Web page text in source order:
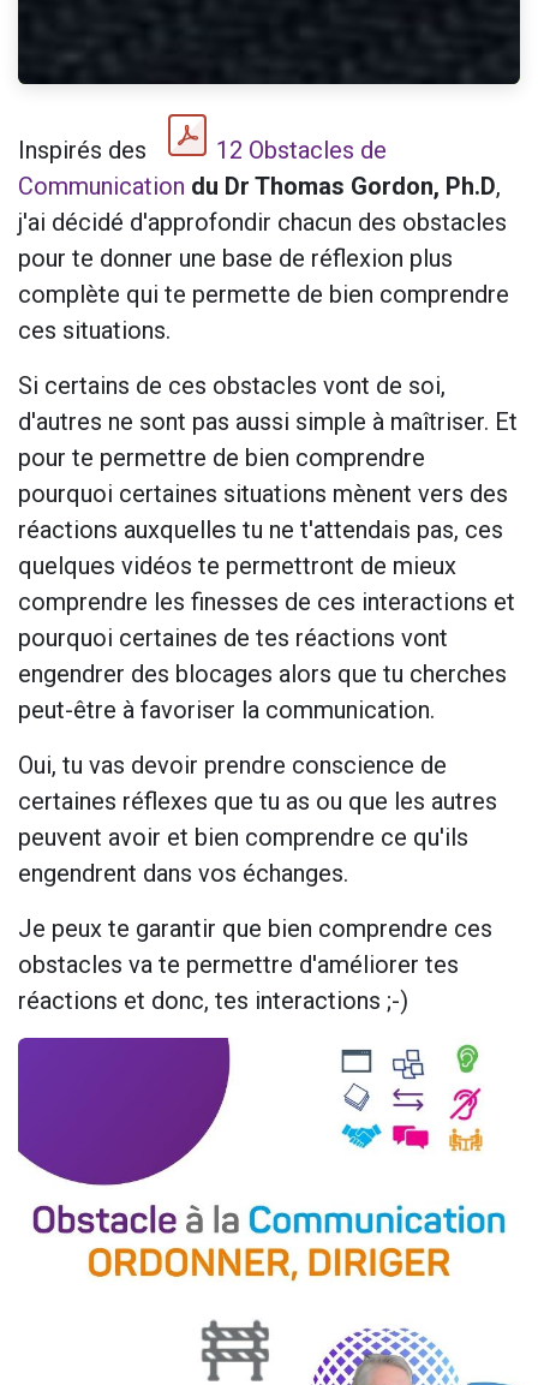
Inspirés des
12 Obstacles de
Communication du Dr Thomas Gordon, Ph.D,
j'ai décidé d'approfondir chacun des obstacles
pour te donner une base de réflexion plus
complète qui te permette de bien comprendre
ces situations.
Si certains de ces obstacles vont de soi,
d'autres ne sont pas aussi simple à maîtriser. Et
pour te permettre de bien comprendre
pourquoi certaines situations mènent vers des
réactions auxquelles tu ne t'attendais pas, ces
quelques vidéos te permettront de mieux
comprendre les finesses de ces interactions et
pourquoi certaines de tes réactions vont
engendrer des blocages alors que tu cherches
peut-être à favoriser la communication.
Oui, tu vas devoir prendre conscience de
certaines réflexes que tu as ou que les autres
peuvent avoir et bien comprendre ce qu'ils
engendrent dans vos échanges.
Je peux te garantir que bien comprendre ces
obstacles va te permettre d'améliorer tes
réactions et donc, tes interactions ;-)